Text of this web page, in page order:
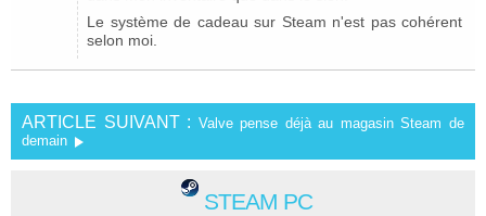
Le système de cadeau sur Steam n'est pas cohérent
selon moi.
ARTICLE SUIVANT : Valve pense déjà au magasin Steam de
demain
STEAM PC